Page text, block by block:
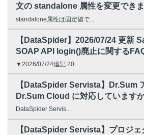
文の standalone 属性を変更でき
standalone属性は固定値で...
【DataSpider】2026/07/24 更新
SOAP API login()廃止に関する
▼2026/07/24追記 20...
【DataSpider Servista】Dr.Sum
Dr.Sum Cloud に対応しています
DataSpider Servis...
【DataSpider Servista】プロジェ